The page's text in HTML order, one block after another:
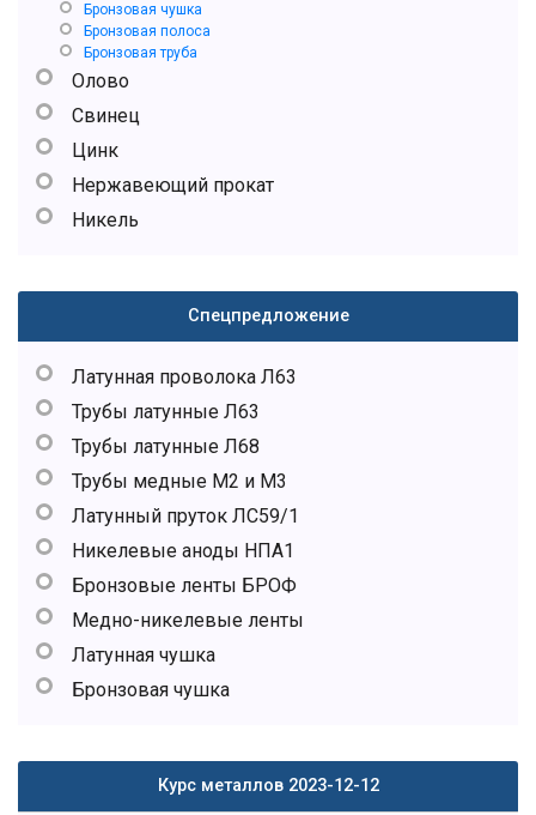
Бронзовая чушка
Бронзовая полоса
Бронзовая труба
Олово
Свинец
Цинк
Нержавеющий прокат
Никель
Спецпредложение
Латунная проволока Л63
Трубы латунные Л63
Трубы латунные Л68
Трубы медные М2 и М3
Латунный пруток ЛС59/1
Никелевые аноды НПА1
Бронзовые ленты БРОФ
Медно-никелевые ленты
Латунная чушка
Бронзовая чушка
Курс металлов 2023-12-12